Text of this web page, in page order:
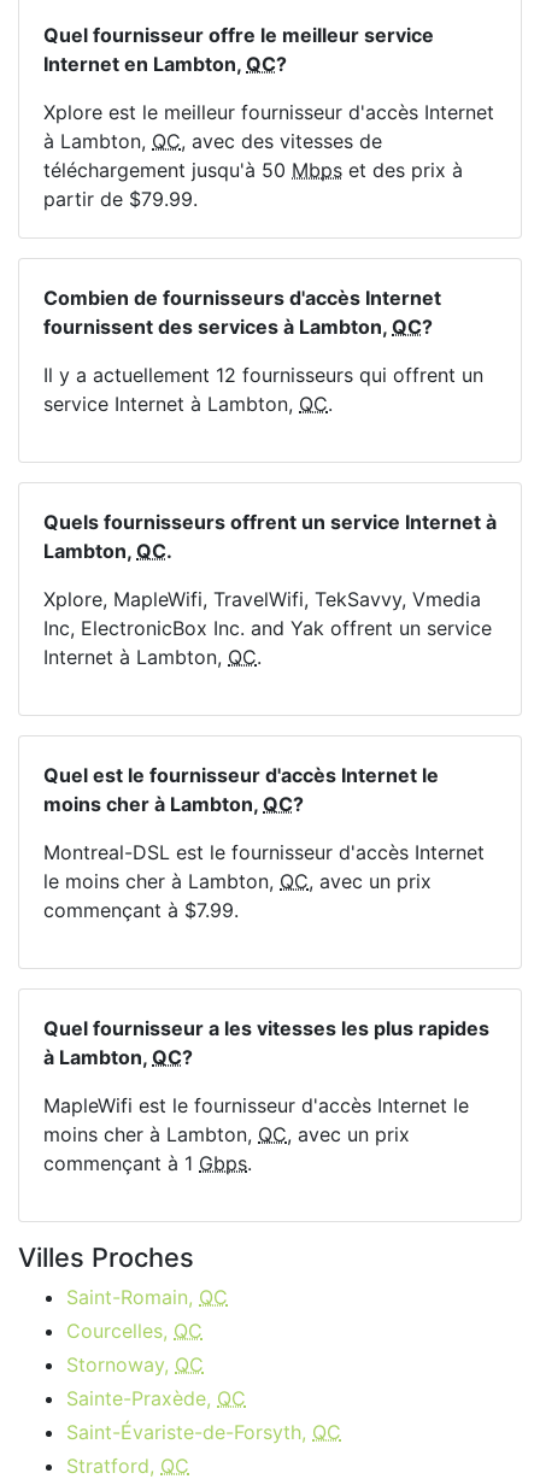
Quel fournisseur offre le meilleur service
Internet en Lambton, QC?
Xplore est le meilleur fournisseur d'accès Internet
à Lambton, QC, avec des vitesses de
téléchargement jusqu'à 50 Mbps et des prix à
partir de $79.99.
Combien de fournisseurs d'accès Internet
fournissent des services à Lambton, QC?
Il y a actuellement 12 fournisseurs qui offrent un
service Internet à Lambton, QC.
Quels fournisseurs offrent un service Internet à
Lambton, QC.
Xplore, MapleWifi, TravelWifi, TekSavvy, Vmedia
Inc, ElectronicBox Inc. and Yak offrent un service
Internet à Lambton, QC.
Quel est le fournisseur d'accès Internet le
moins cher à Lambton, QC?
Montreal-DSL est le fournisseur d'accès Internet
le moins cher à Lambton, QC, avec un prix
commençant à $7.99.
Quel fournisseur a les vitesses les plus rapides
à Lambton, QC?
MapleWifi est le fournisseur d'accès Internet le
moins cher à Lambton, QC, avec un prix
commençant à 1 Gbps.
Villes Proches
Saint-Romain, QC
Courcelles, QC
Stornoway, QC
Sainte-Praxède, QC
Saint-Évariste-de-Forsyth, QC
Stratford, QC